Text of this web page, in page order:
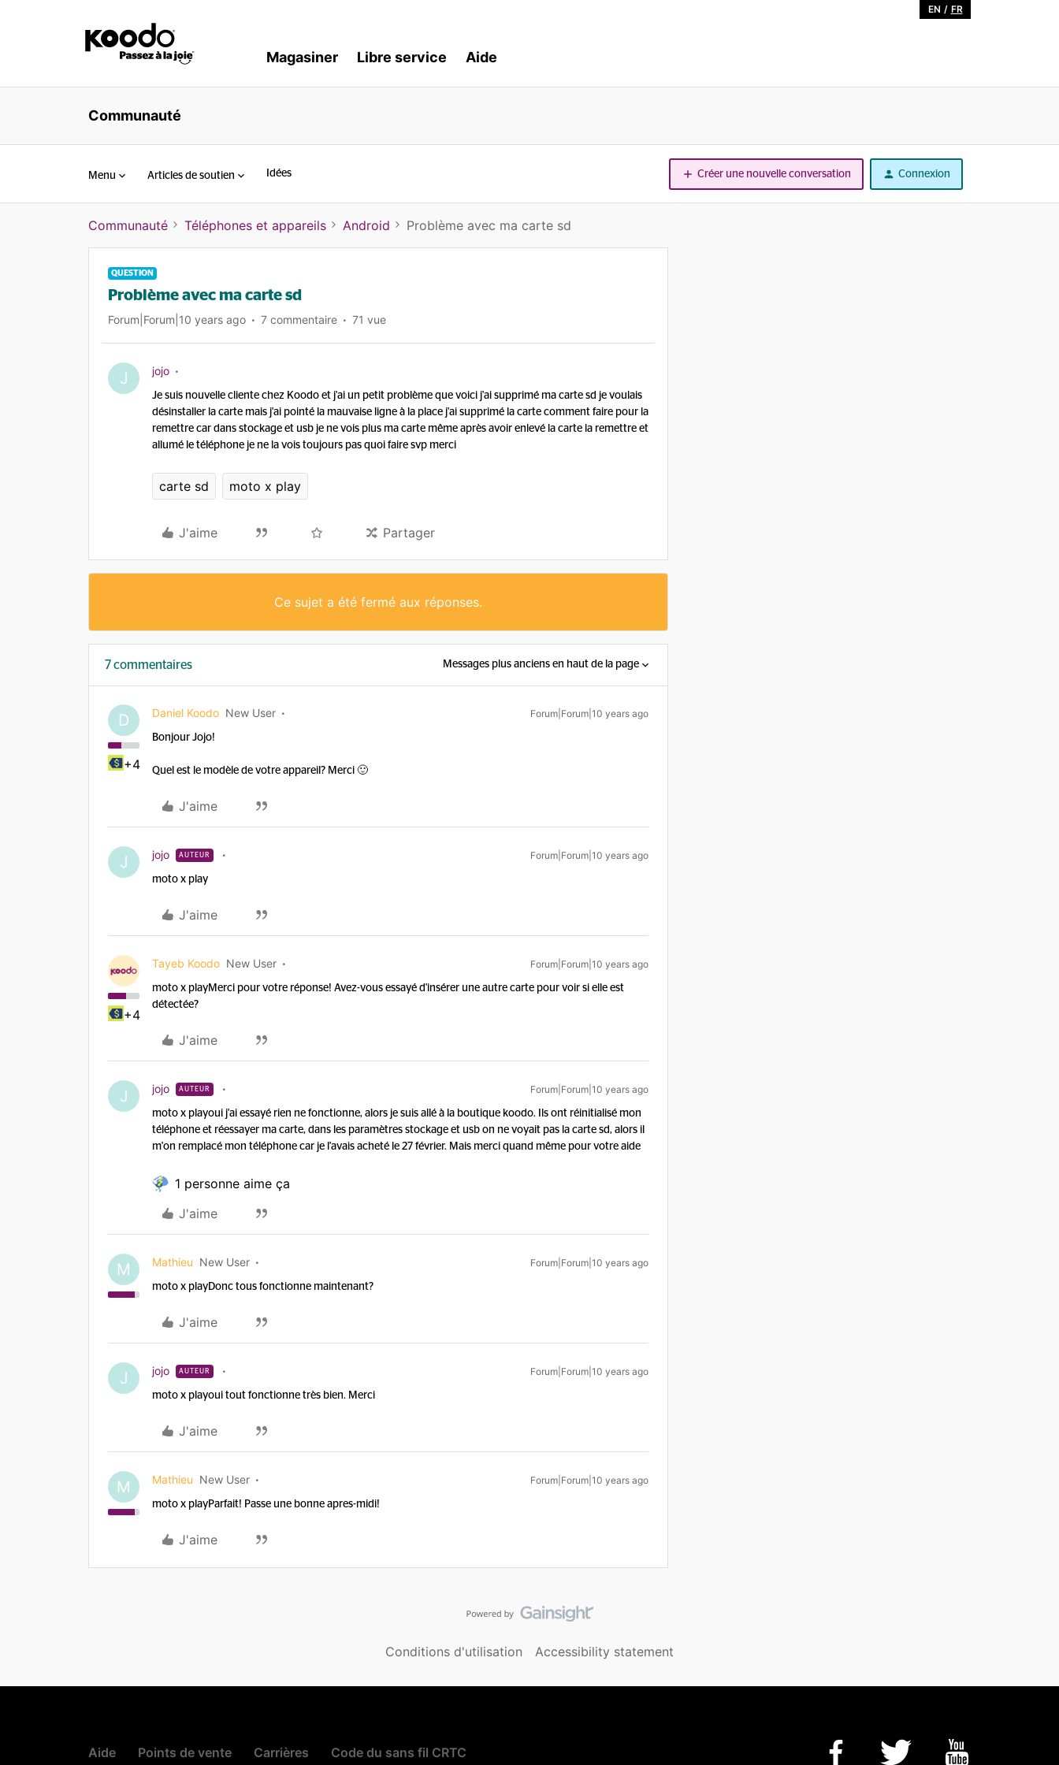
EN / FR
Magasiner Libre service Aide
Communauté
Menu Articles de soutien Idées Créer une nouvelle conversation Connexion
Communauté Téléphones et appareils Android Problème avec ma carte sd
QUESTION
Problème avec ma carte sd
Forum|Forum|10 years ago 7 commentaire 71 vue
J jojo
Je suis nouvelle cliente chez Koodo et j'ai un petit problème que voici j'ai supprimé ma carte sd je voulais
désinstaller la carte mais j'ai pointé la mauvaise ligne à la place j'ai supprimé la carte comment faire pour la
remettre car dans stockage et usb je ne vois plus ma carte même après avoir enlevé la carte la remettre et
allumé le téléphone je ne la vois toujours pas quoi faire svp merci
carte sd moto x play
J'aime Partager
Ce sujet a été fermé aux réponses.
7 commentaires Messages plus anciens en haut de la page
D
+4
Daniel Koodo New User Forum|Forum|10 years ago
Bonjour Jojo!
Quel est le modèle de votre appareil? Merci 🙂
J'aime
J jojo AUTEUR Forum|Forum|10 years ago
moto x play
J'aime
+4
Tayeb Koodo New User Forum|Forum|10 years ago
moto x playMerci pour votre réponse! Avez-vous essayé d'insérer une autre carte pour voir si elle est
détectée?
J'aime
J jojo AUTEUR Forum|Forum|10 years ago
moto x playoui j'ai essayé rien ne fonctionne, alors je suis allé à la boutique koodo. Ils ont réinitialisé mon
téléphone et réessayer ma carte, dans les paramètres stockage et usb on ne voyait pas la carte sd, alors il
m'on remplacé mon téléphone car je l'avais acheté le 27 février. Mais merci quand même pour votre aide
1 personne aime ça
J'aime
M Mathieu New User Forum|Forum|10 years ago
moto x playDonc tous fonctionne maintenant?
J'aime
J jojo AUTEUR Forum|Forum|10 years ago
moto x playoui tout fonctionne très bien. Merci
J'aime
M Mathieu New User Forum|Forum|10 years ago
moto x playParfait! Passe une bonne apres-midi!
J'aime
Conditions d'utilisation Accessibility statement
Aide Points de vente Carrières Code du sans fil CRTC